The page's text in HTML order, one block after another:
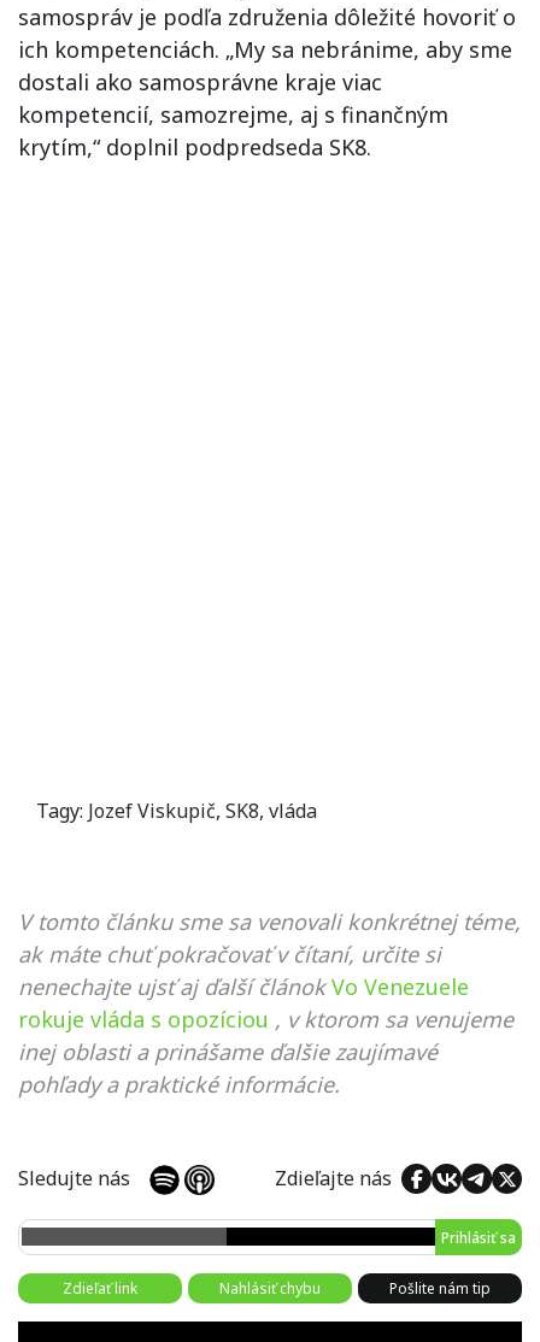
samospráv je podľa združenia dôležité hovoriť o
ich kompetenciách. „My sa nebránime, aby sme
dostali ako samosprávne kraje viac
kompetencií, samozrejme, aj s finančným
krytím,“ doplnil podpredseda SK8.
Tagy: Jozef Viskupič, SK8, vláda
V tomto článku sme sa venovali konkrétnej téme,
ak máte chuť pokračovať v čítaní, určite si
nenechajte ujsť aj ďalší článok Vo Venezuele
rokuje vláda s opozíciou , v ktorom sa venujeme
inej oblasti a prinášame ďalšie zaujímavé
pohľady a praktické informácie.
Sledujte nás Zdieľajte nás
Prihlásiť sa
Zdieľať link Nahlásiť chybu Pošlite nám tip